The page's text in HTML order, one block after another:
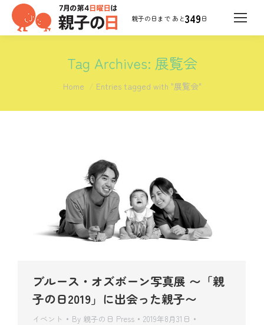
349日
Tag Archives: 展覧会
You are here:
Home Entries tagged with "展覧会"
ブルース・オズボーン写真展 〜「親
子の日2019」に出会った親子〜
イベント By 親子の日 Press
2019年8月31日